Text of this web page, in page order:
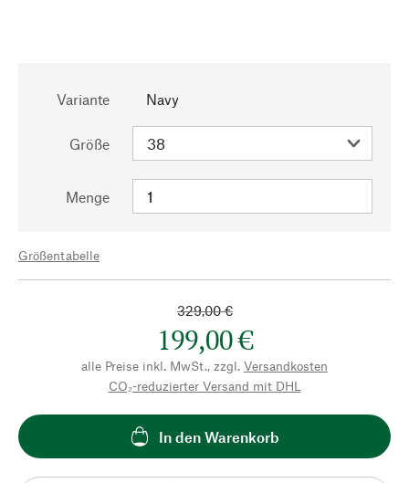
Variante Navy
Größe
Menge
Größentabelle
329,00 €
199,00 €
alle Preise inkl. MwSt., zzgl. Versandkosten
CO₂-reduzierter Versand mit DHL
In den Warenkorb